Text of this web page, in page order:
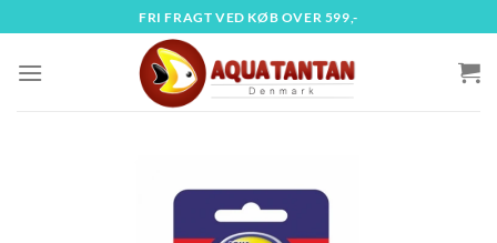
til
indhold
FRI FRAGT VED KØB OVER 599,-